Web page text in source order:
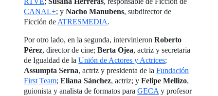
CANAL+; yNacho Manubens, subdirector de
Ficción de ATRESMEDIA.
Por otro lado, en la segunda, intervinieronRoberto
Pérez, director de cine;Berta Ojea, actriz y secretaria
de Igualdad de laUnión de Actores y Actrices;
Assumpta Serna, actriz y presidenta de laFundación
First Team;Eliana Sánchez, actriz; yFelipe Mellizo,
guionista y analista de formatos paraGECA y profesor